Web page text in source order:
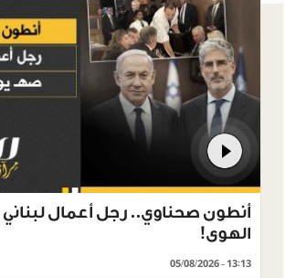
أنطون صحناوي.. رجل أعمال
الهوى!
05/08/2026 - 13:13